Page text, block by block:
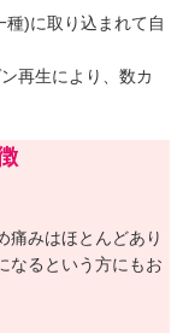
)に取り込まれて自
再生により、数カ
痛みはほとんどあり
なるという方にもお